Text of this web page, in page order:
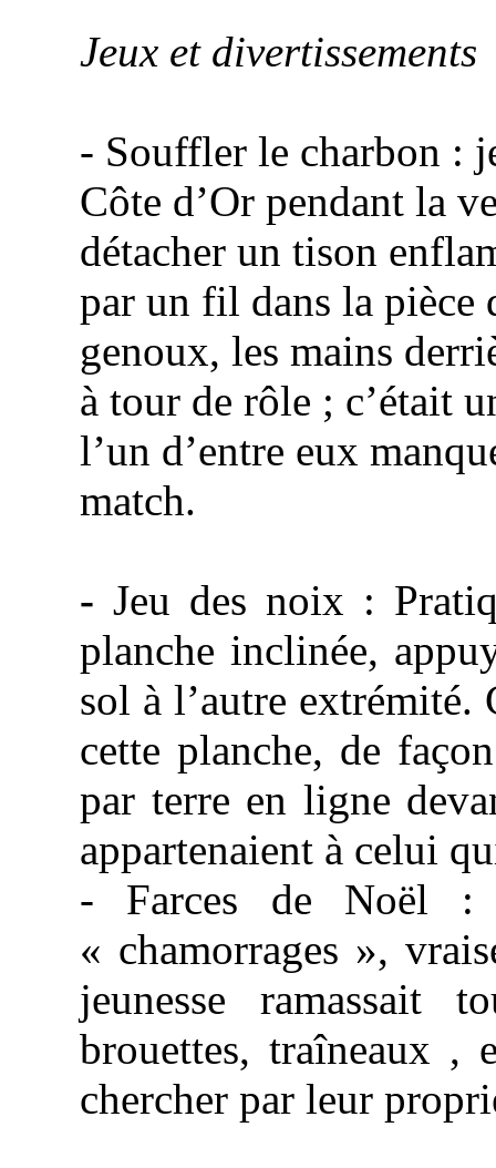
Jeux et divertissements
- Souffler le charbon :
Côte d’Or pendant la
détacher un tison
par un fil dans la pièce
genoux, les mains
à tour de rôle ; c’était
l’un d’entre eux
match.
- Jeu des noix :
planche inclinée,
sol à l’autre
cette planche, de
par terre en ligne
appartenaient à celui
- Farces de Noël :
« chamorrages »,
jeunesse
brouettes, traîneaux ,
chercher par leur